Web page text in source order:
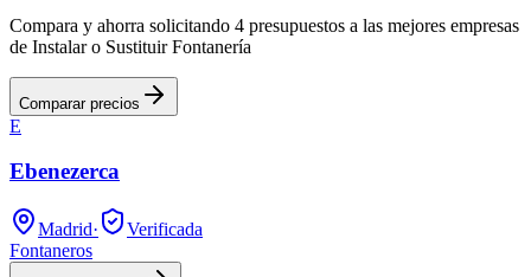
Compara y ahorra solicitando 4 presupuestos a las mejores empresas
de Instalar o Sustituir Fontanería
Comparar precios
E
Ebenezerca
Madrid·
Verificada
Fontaneros